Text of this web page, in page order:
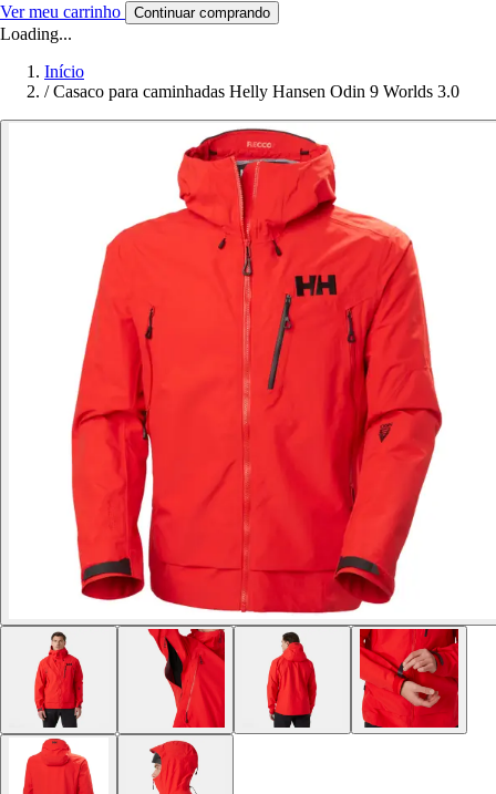
Ver meu carrinho Continuar comprando
Loading...
Início
/ Casaco para caminhadas Helly Hansen Odin 9 Worlds 3.0